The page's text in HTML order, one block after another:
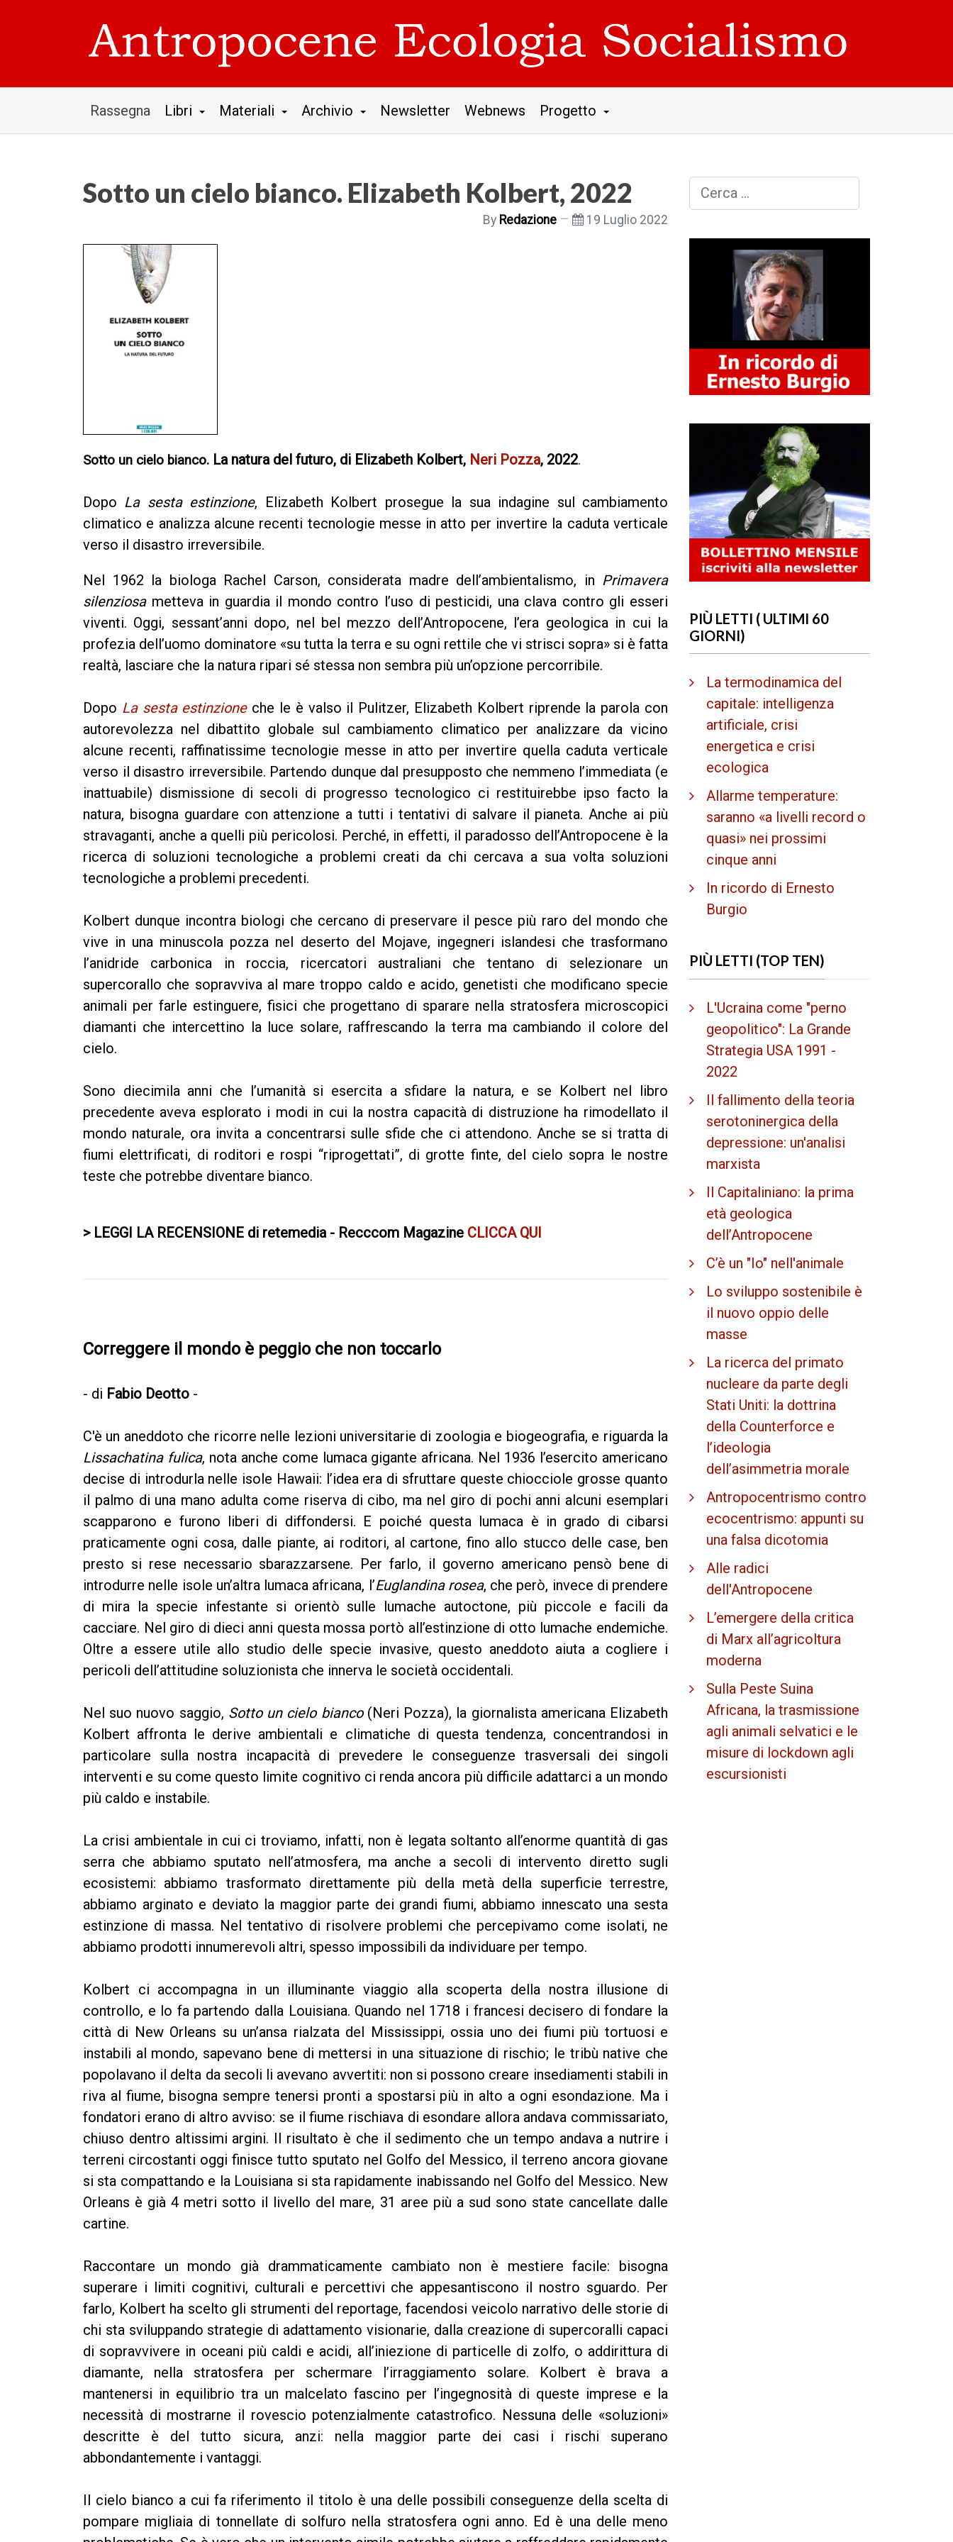
Rassegna Libri Materiali Archivio Newsletter Webnews Progetto
Sotto un cielo bianco. Elizabeth Kolbert, 2022
By Redazione 19 Luglio 2022
Sotto un cielo bianco. La natura del futuro, di Elizabeth Kolbert, Neri Pozza, 2022.
Dopo La sesta estinzione, Elizabeth Kolbert prosegue la sua indagine sul cambiamento
climatico e analizza alcune recenti tecnologie messe in atto per invertire la caduta verticale
verso il disastro irreversibile.
Nel 1962 la biologa Rachel Carson, considerata madre dell’ambientalismo, in Primavera
silenziosametteva in guardia il mondo contro l’uso di pesticidi, una clava contro gli esseri
viventi. Oggi, sessant’anni dopo, nel bel mezzo dell’Antropocene, l’era geologica in cui la
profezia dell’uomo dominatore «su tutta la terra e su ogni rettile che vi strisci sopra» si è fatta
realtà, lasciare che la natura ripari sé stessa non sembra più un’opzione percorribile.
Dopo La sesta estinzioneche le è valso il Pulitzer, Elizabeth Kolbert riprende la parola con
autorevolezza nel dibattito globale sul cambiamento climatico per analizzare da vicino
alcune recenti, raffinatissime tecnologie messe in atto per invertire quella caduta verticale
verso il disastro irreversibile. Partendo dunque dal presupposto che nemmeno l’immediata (e
inattuabile) dismissione di secoli di progresso tecnologico ci restituirebbe ipso facto la
natura, bisogna guardare con attenzione a tutti i tentativi di salvare il pianeta. Anche ai più
stravaganti, anche a quelli più pericolosi. Perché, in effetti, il paradosso dell’Antropocene è la
ricerca di soluzioni tecnologiche a problemi creati da chi cercava a sua volta soluzioni
tecnologiche a problemi precedenti.
Kolbert dunque incontra biologi che cercano di preservare il pesce più raro del mondo che
vive in una minuscola pozza nel deserto del Mojave, ingegneri islandesi che trasformano
l’anidride carbonica in roccia, ricercatori australiani che tentano di selezionare un
supercorallo che sopravviva al mare troppo caldo e acido, genetisti che modificano specie
animali per farle estinguere, fisici che progettano di sparare nella stratosfera microscopici
diamanti che intercettino la luce solare, raffrescando la terra ma cambiando il colore del
cielo.
Sono diecimila anni che l’umanità si esercita a sfidare la natura, e se Kolbert nel libro
precedente aveva esplorato i modi in cui la nostra capacità di distruzione ha rimodellato il
mondo naturale, ora invita a concentrarsi sulle sfide che ci attendono. Anche se si tratta di
fiumi elettrificati, di roditori e rospi “riprogettati”, di grotte finte, del cielo sopra le nostre
teste che potrebbe diventare bianco.
> LEGGI LA RECENSIONE di retemedia - Recccom Magazine CLICCA QUI
Correggere il mondo è peggio che non toccarlo
- di Fabio Deotto -
C'è un aneddoto che ricorre nelle lezioni universitarie di zoologia e biogeografia, e riguarda la
Lissachatina fulica, nota anche come lumaca gigante africana. Nel 1936 l’esercito americano
decise di introdurla nelle isole Hawaii: l’idea era di sfruttare queste chiocciole grosse quanto
il palmo di una mano adulta come riserva di cibo, ma nel giro di pochi anni alcuni esemplari
scapparono e furono liberi di diffondersi. E poiché questa lumaca è in grado di cibarsi
praticamente ogni cosa, dalle piante, ai roditori, al cartone, fino allo stucco delle case, ben
presto si rese necessario sbarazzarsene. Per farlo, il governo americano pensò bene di
introdurre nelle isole un’altra lumaca africana, l’Euglandina rosea, che però, invece di prendere
di mira la specie infestante si orientò sulle lumache autoctone, più piccole e facili da
cacciare. Nel giro di dieci anni questa mossa portò all’estinzione di otto lumache endemiche.
Oltre a essere utile allo studio delle specie invasive, questo aneddoto aiuta a cogliere i
pericoli dell’attitudine soluzionista che innerva le società occidentali.
Nel suo nuovo saggio, Sotto un cielo bianco(Neri Pozza), la giornalista americana Elizabeth
Kolbert affronta le derive ambientali e climatiche di questa tendenza, concentrandosi in
particolare sulla nostra incapacità di prevedere le conseguenze trasversali dei singoli
interventi e su come questo limite cognitivo ci renda ancora più difficile adattarci a un mondo
più caldo e instabile.
La crisi ambientale in cui ci troviamo, infatti, non è legata soltanto all’enorme quantità di gas
serra che abbiamo sputato nell’atmosfera, ma anche a secoli di intervento diretto sugli
ecosistemi: abbiamo trasformato direttamente più della metà della superficie terrestre,
abbiamo arginato e deviato la maggior parte dei grandi fiumi, abbiamo innescato una sesta
estinzione di massa. Nel tentativo di risolvere problemi che percepivamo come isolati, ne
abbiamo prodotti innumerevoli altri, spesso impossibili da individuare per tempo.
Kolbert ci accompagna in un illuminante viaggio alla scoperta della nostra illusione di
controllo, e lo fa partendo dalla Louisiana. Quando nel 1718 i francesi decisero di fondare la
città di New Orleans su un’ansa rialzata del Mississippi, ossia uno dei fiumi più tortuosi e
instabili al mondo, sapevano bene di mettersi in una situazione di rischio; le tribù native che
popolavano il delta da secoli li avevano avvertiti: non si possono creare insediamenti stabili in
riva al fiume, bisogna sempre tenersi pronti a spostarsi più in alto a ogni esondazione. Ma i
fondatori erano di altro avviso: se il fiume rischiava di esondare allora andava commissariato,
chiuso dentro altissimi argini. Il risultato è che il sedimento che un tempo andava a nutrire i
terreni circostanti oggi finisce tutto sputato nel Golfo del Messico, il terreno ancora giovane
si sta compattando e la Louisiana si sta rapidamente inabissando nel Golfo del Messico. New
Orleans è già 4 metri sotto il livello del mare, 31 aree più a sud sono state cancellate dalle
cartine.
Raccontare un mondo già drammaticamente cambiato non è mestiere facile: bisogna
superare i limiti cognitivi, culturali e percettivi che appesantiscono il nostro sguardo. Per
farlo, Kolbert ha scelto gli strumenti del reportage, facendosi veicolo narrativo delle storie di
chi sta sviluppando strategie di adattamento visionarie, dalla creazione di supercoralli capaci
di sopravvivere in oceani più caldi e acidi, all’iniezione di particelle di zolfo, o addirittura di
diamante, nella stratosfera per schermare l’irraggiamento solare. Kolbert è brava a
mantenersi in equilibrio tra un malcelato fascino per l’ingegnosità di queste imprese e la
necessità di mostrarne il rovescio potenzialmente catastrofico. Nessuna delle «soluzioni»
descritte è del tutto sicura, anzi: nella maggior parte dei casi i rischi superano
abbondantemente i vantaggi.
Il cielo bianco a cui fa riferimento il titolo è una delle possibili conseguenze della scelta di
pompare migliaia di tonnellate di solfuro nella stratosfera ogni anno. Ed è una delle meno
Cerca
PIÙ LETTI ( ULTIMI 60
GIORNI)
La termodinamica del
capitale: intelligenza
artificiale, crisi
energetica e crisi
ecologica
Allarme temperature:
saranno «a livelli record o
quasi» nei prossimi
cinque anni
In ricordo di Ernesto
Burgio
PIÙ LETTI (TOP TEN)
L'Ucraina come "perno
geopolitico": La Grande
Strategia USA 1991 -
2022
Il fallimento della teoria
serotoninergica della
depressione: un'analisi
marxista
Il Capitaliniano: la prima
età geologica
dell’Antropocene
C’è un "Io" nell'animale
Lo sviluppo sostenibile è
il nuovo oppio delle
masse
La ricerca del primato
nucleare da parte degli
Stati Uniti: la dottrina
della Counterforce e
l’ideologia
dell’asimmetria morale
Antropocentrismo contro
ecocentrismo: appunti su
una falsa dicotomia
Alle radici
dell'Antropocene
L’emergere della critica
di Marx all’agricoltura
moderna
Sulla Peste Suina
Africana, la trasmissione
agli animali selvatici e le
misure di lockdown agli
escursionisti